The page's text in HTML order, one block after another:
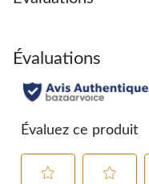
Évaluations
Évaluez ce produit